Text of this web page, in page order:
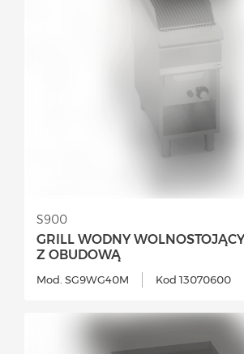
GRILL WODNY
Z OBUDOWĄ
S900
Mod. SG9WG40M Kod 13070600